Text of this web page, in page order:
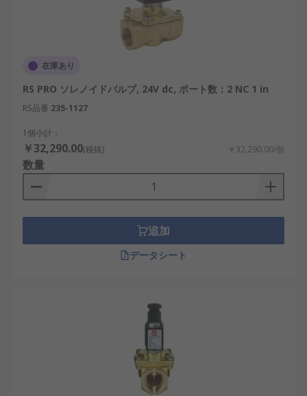
在庫あり
RS PRO ソレノイドバルブ, 24V dc, ポート数：2 NC 1 in
RS品番 235-1127
1個小計：
￥32,290.00(税抜) ￥32,290.00/個
数量
追加
データシート